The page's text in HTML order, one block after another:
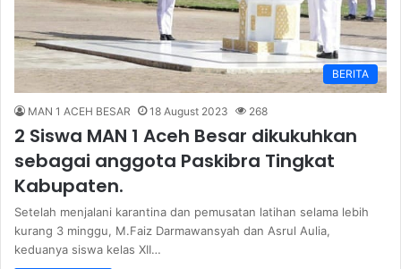
BERITA
MAN 1 ACEH BESAR 18 August 2023 268
2 Siswa MAN 1 Aceh Besar dikukuhkan
sebagai anggota Paskibra Tingkat
Kabupaten.
Setelah menjalani karantina dan pemusatan latihan selama lebih
kurang 3 minggu, M.Faiz Darmawansyah dan Asrul Aulia,
keduanya siswa kelas XII…